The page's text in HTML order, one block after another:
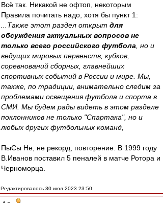
Всё так. Никакой не офтоп, некоторым
Правила почитать надо, хотя бы пункт 1:
...Также этот раздел открыт для
обсуждения актуальных вопросов не
только всего российского футбола , но и
ведущих мировых первенств, кубков,
соревнований сборных, главнейших
спортивных событий в России и мире. Мы,
также, по традиции, внимательно следим за
проблемами освещения футбола и спорта в
СМИ. Мы будем рады видеть в этом разделе
поклонников не только "Спартака", но и
любых других футбольных команд,
ПыСы Не, не рекорд, повторение. В 1999 году
В.Иванов поставил 5 пеналей в матче Ротора и
Черноморца.
Редактировалось 30 июл 2023 23:50